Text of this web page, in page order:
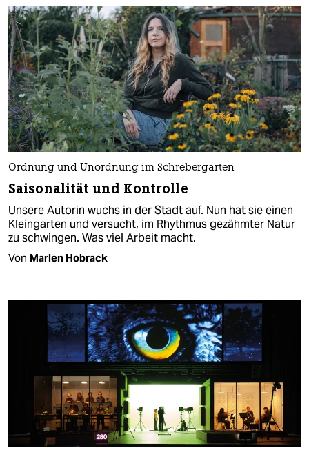
Ordnung und Unordnung im Schrebergarten
Saisonalität und Kontrolle
Unsere Autorin wuchs in der Stadt auf. Nun hat sie einen
Kleingarten und versucht, im Rhythmus gezähmter Natur
zu schwingen. Was viel Arbeit macht.
Von Marlen Hobrack